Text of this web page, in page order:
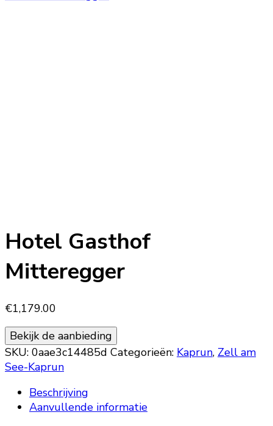
Hotel Gasthof
Mitteregger
€1,179.00
Bekijk de aanbieding
SKU: 0aae3c14485d Categorieën: Kaprun, Zell am
See-Kaprun
Beschrijving
Aanvullende informatie